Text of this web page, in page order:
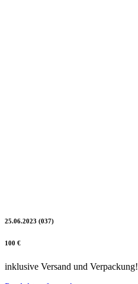
25.06.2023 (037)
100 €
inklusive Versand und Verpackung!